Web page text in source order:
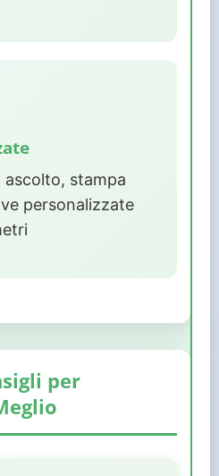
stampa
personalizzate
per